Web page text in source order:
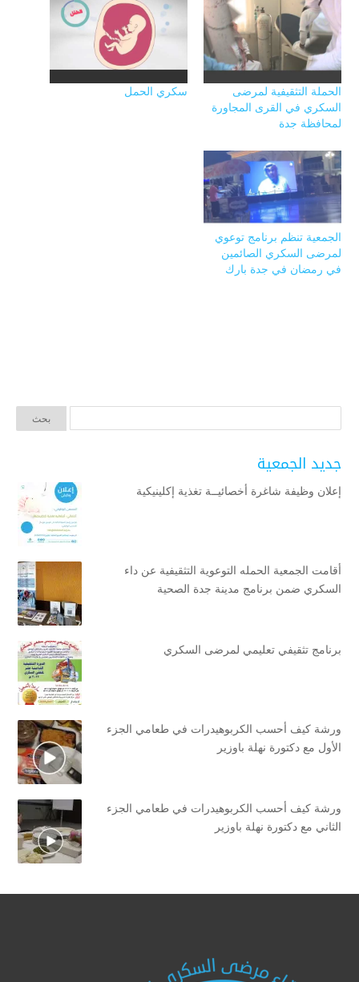
الحملة التثقيفية لمرضى
السكري في القرى المجاورة
لمحافظة جدة
سكري الحمل
الجمعية تنظم برنامج توعوي
لمرضى السكري الصائمين
في رمضان في جدة بارك
جديد الجمعية
إعلان وظيفة شاغرة أخصائيــة تغذية إكلينيكية
أقامت الجمعية الحمله التوعوية التثقيفية عن داء
السكري ضمن برنامج مدينة جدة الصحية
برنامج تثقيفي تعليمي لمرضى السكري
ورشة كيف أحسب الكربوهيدرات في طعامي الجزء
الأول مع دكتورة نهلة باوزير
ورشة كيف أحسب الكربوهيدرات في طعامي الجزء
الثاني مع دكتورة نهلة باوزير